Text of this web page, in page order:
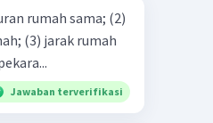
pekara...
Jawaban terverifikasi